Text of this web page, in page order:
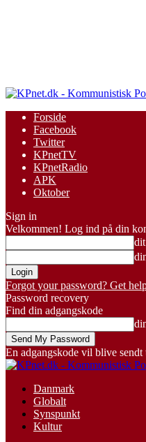
Forside
Facebook
Twitter
KPnetTV
KPnetRadio
APK
Oktober
Sign in
Velkommen! Log ind på din
Forgot your password? Get
Password recovery
Find din adgangskode
En adgangskode vil blive
Danmark
Globalt
Synspunkt
Kultur